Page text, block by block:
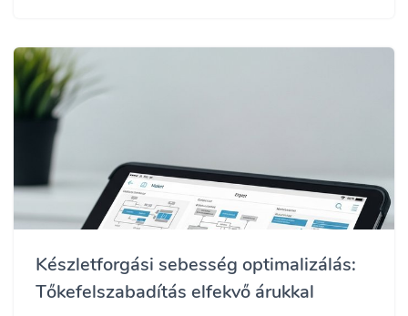
Készletforgási sebesség optimalizálás:
Tőkefelszabadítás elfekvő árukkal